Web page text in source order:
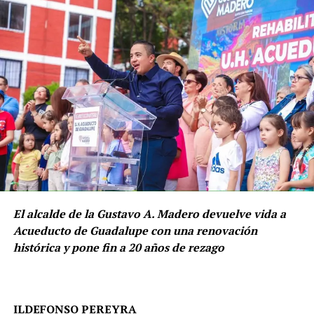
“El Partido del Trabajo demuestra que no es un partido
El alcalde de la Gustavo A. Madero devuelve vida a
Acueducto de Guadalupe con una renovación
histórica y pone fin a 20 años de rezago
ILDEFONSO PEREYRA